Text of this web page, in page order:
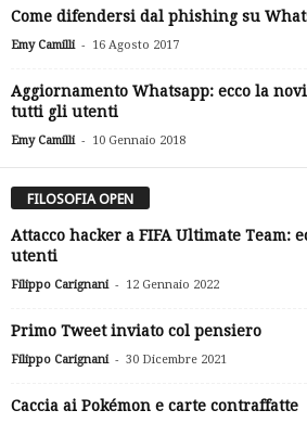
Come difendersi dal phishing su
Emy Camilli - 16 Agosto 2017
Aggiornamento Whatsapp: ecco la
tutti gli utenti
Emy Camilli - 10 Gennaio 2018
FILOSOFIA OPEN
Attacco hacker a FIFA Ultimate Team:
utenti
Filippo Carignani - 12 Gennaio 2022
Primo Tweet inviato col pensiero
Filippo Carignani - 30 Dicembre 2021
Caccia ai Pokémon e carte contraffatte